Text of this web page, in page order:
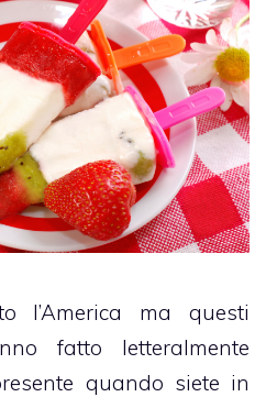
l’America ma questi
fatto letteralmente
quando siete in